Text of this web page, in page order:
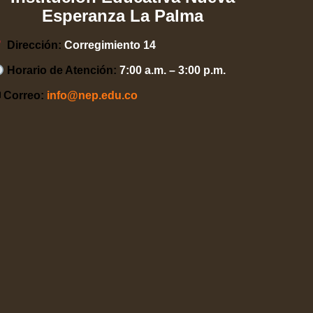
Esperanza La Palma
Dirección: Corregimiento 14
Horario de Atención: 7:00 a.m. – 3:00 p.m.
Correo: info@nep.edu.co